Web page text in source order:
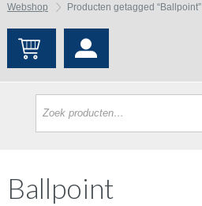
Webshop Producten getagged “Ballpoint”
Ballpoint